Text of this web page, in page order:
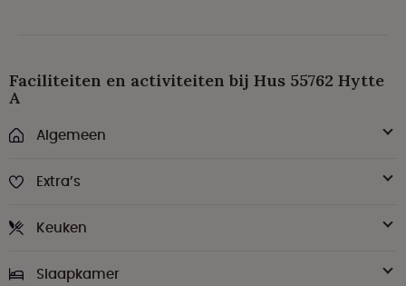
Faciliteiten en activiteiten bij Hus 55762 Hytte
A
Algemeen
Extra’s
Keuken
Slaapkamer